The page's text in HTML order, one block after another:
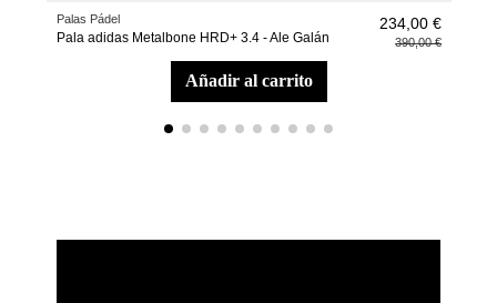
Palas Pádel
Pala adidas Metalbone HRD+ 3.4 - Ale Galán
234,00 €
390,00 €
añadir al carrito